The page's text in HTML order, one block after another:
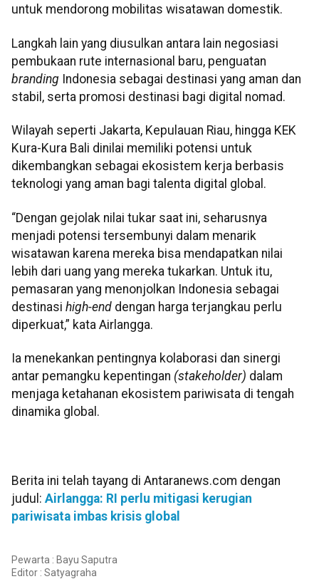
untuk mendorong mobilitas wisatawan domestik.
Langkah lain yang diusulkan antara lain negosiasi
pembukaan rute internasional baru, penguatan
branding Indonesia sebagai destinasi yang aman dan
stabil, serta promosi destinasi bagi digital nomad.
Wilayah seperti Jakarta, Kepulauan Riau, hingga KEK
Kura-Kura Bali dinilai memiliki potensi untuk
dikembangkan sebagai ekosistem kerja berbasis
teknologi yang aman bagi talenta digital global.
“Dengan gejolak nilai tukar saat ini, seharusnya
menjadi potensi tersembunyi dalam menarik
wisatawan karena mereka bisa mendapatkan nilai
lebih dari uang yang mereka tukarkan. Untuk itu,
pemasaran yang menonjolkan Indonesia sebagai
destinasi high-end dengan harga terjangkau perlu
diperkuat,” kata Airlangga.
Ia menekankan pentingnya kolaborasi dan sinergi
antar pemangku kepentingan (stakeholder) dalam
menjaga ketahanan ekosistem pariwisata di tengah
dinamika global.
Berita ini telah tayang di Antaranews.com dengan
judul: Airlangga: RI perlu mitigasi kerugian
pariwisata imbas krisis global
Pewarta : Bayu Saputra
Editor : Satyagraha